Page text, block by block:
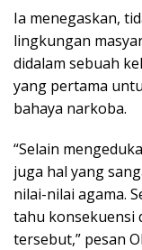
Ia menegaskan,
lingkungan
didalam sebuah
yang pertama
bahaya narkoba.
“Selain
juga hal yang
nilai-nilai agama.
tahu konsekuensi
tersebut,” pesan